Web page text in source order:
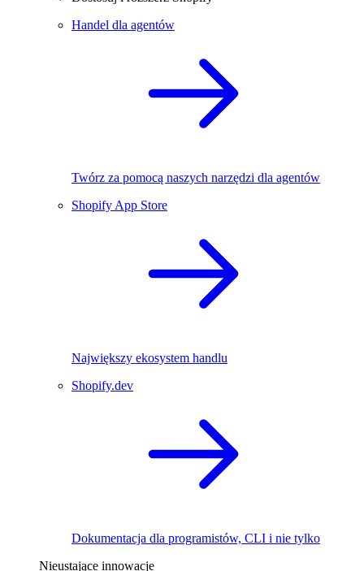
Handel dla agentów
Twórz za pomocą naszych narzędzi dla agentów
Shopify App Store
Największy ekosystem handlu
Shopify.dev
Dokumentacja dla programistów, CLI i nie tylko
Nieustające innowacje